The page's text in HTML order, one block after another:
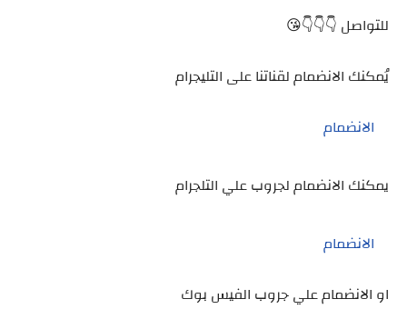
للتواصل 👇👇👇😘
يُمكنك الانضمام لقناتنا على التليجرام
الانضمام
يمكنك الانضمام لجروب علي التلجرام
الانضمام
او الانضمام علي جروب الفيس بوك